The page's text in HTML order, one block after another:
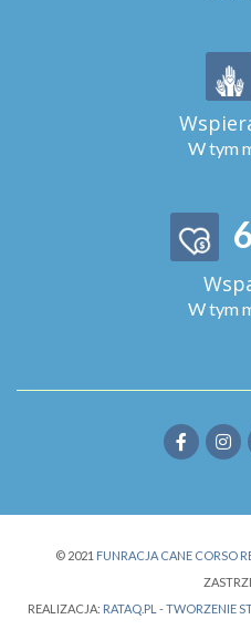
W tym
W tym
© 2021 FUNRACJA CANE CORSO
REALIZACJA: RATAQ.PL - TWORZENIE